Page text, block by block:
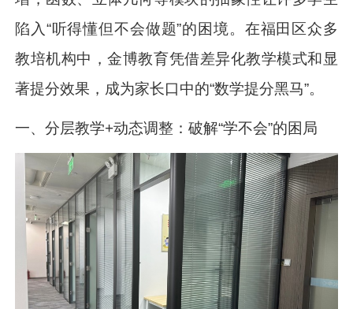
陷入“听得懂但不会做题”的困境。在福田区众多
教培机构中，金博教育凭借差异化教学模式和显
著提分效果，成为家长口中的“数学提分黑马”。
一、分层教学+动态调整：破解“学不会”的困局